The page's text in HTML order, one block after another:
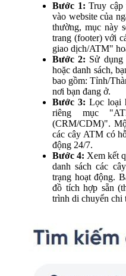
Bước 1: Truy cập
vào website của
thường, mục này
trang (footer) với
giao dịch/ATM"
Bước 2: Sử
hoặc danh sách,
bao gồm: Tỉnh/
nơi bạn đang ở.
Bước 3:Lọc loại
riêng mục
(CRM/CDM)".
các cây ATM có
động 24/7.
Bước 4: Xem kết
danh sách các
trạng hoạt động.
đồ tích hợp sẵn
trình di chuyển chi